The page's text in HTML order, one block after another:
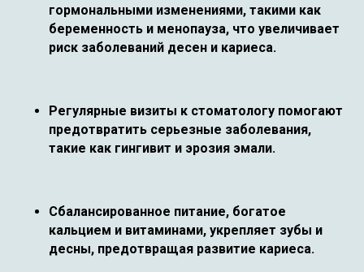
гормональными изменениями, такими как
беременность и менопауза, что увеличивает
риск заболеваний десен и кариеса.
Регулярные визиты к стоматологу помогают
предотвратить серьезные заболевания,
такие как гингивит и эрозия эмали.
Сбалансированное питание, богатое
кальцием и витаминами, укрепляет зубы и
десны, предотвращая развитие кариеса.